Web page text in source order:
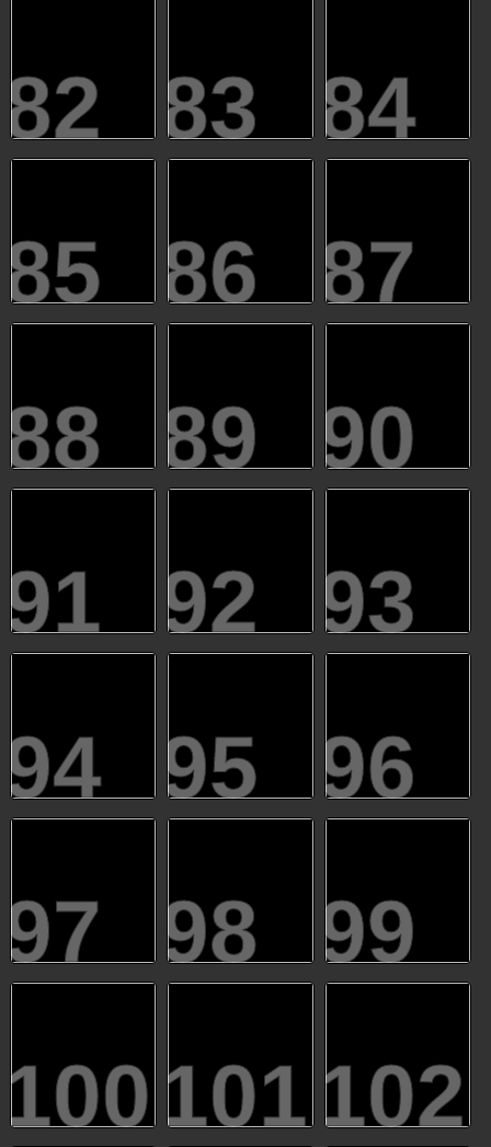
82
83
84
85
86
87
88
89
90
91
92
93
94
95
96
97
98
99
100 101 102